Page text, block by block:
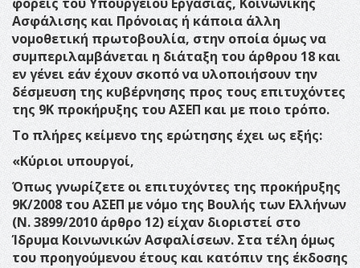
Ασφάλισης και Πρόνοιας ή κάποια άλλη
νομοθετική πρωτοβουλία, στην οποία όμως να
συμπεριλαμβάνεται η διάταξη του άρθρου 18 και
εν γένει εάν έχουν σκοπό να υλοποιήσουν την
δέσμευση της κυβέρνησης προς τους επιτυχόντες
της 9Κ προκήρυξης του ΑΣΕΠ και με ποιο τρόπο.
Το πλήρες κείμενο της ερώτησης έχει ως εξής:
«Κύριοι υπουργοί,
Όπως γνωρίζετε οι επιτυχόντες της προκήρυξης
9Κ/2008 του ΑΣΕΠ με νόμο της Βουλής των Ελλήνων
(Ν. 3899/2010 άρθρο 12) είχαν διοριστεί στο
Ίδρυμα Κοινωνικών Ασφαλίσεων. Στα τέλη όμως
του προηγούμενου έτους και κατόπιν της έκδοσης